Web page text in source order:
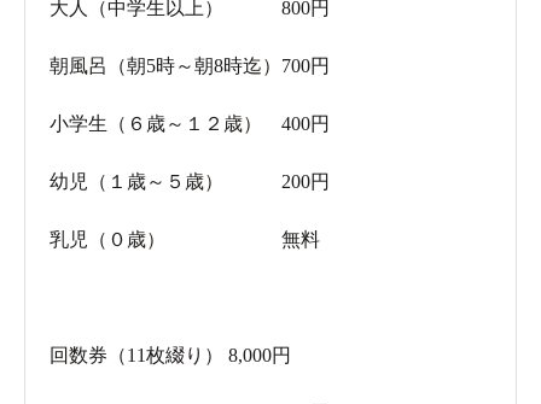
大人（中学生以上） 800円
朝風呂（朝5時～朝8時迄）700円
小学生（６歳～１２歳） 400円
幼児（１歳～５歳） 200円
乳児（０歳） 無料
回数券（11枚綴り） 8,000円